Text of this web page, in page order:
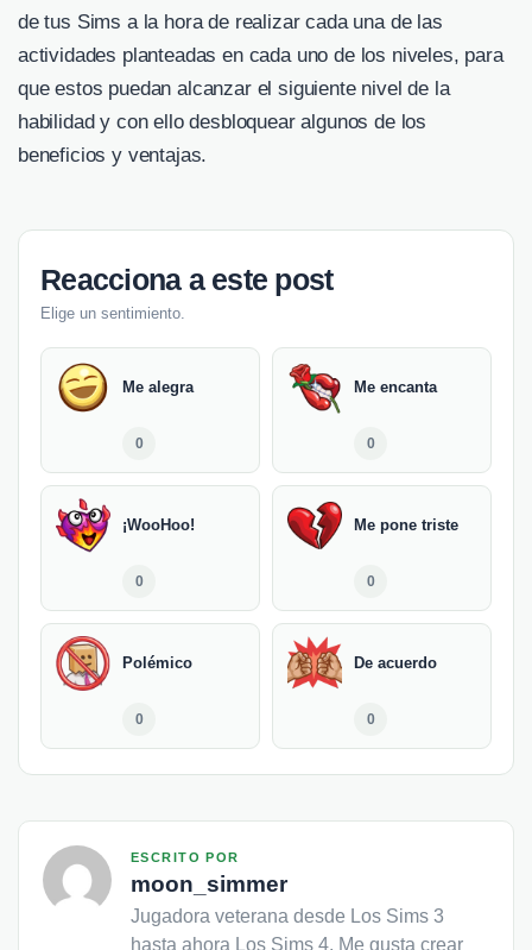
de tus Sims a la hora de realizar cada una de las
actividades planteadas en cada uno de los niveles, para
que estos puedan alcanzar el siguiente nivel de la
habilidad y con ello desbloquear algunos de los
beneficios y ventajas.
Reacciona a este post
Elige un sentimiento.
Me alegra
0
Me encanta
0
¡WooHoo!
0
Me pone triste
0
Polémico
0
De acuerdo
0
ESCRITO POR
moon_simmer
Jugadora veterana desde Los Sims 3
hasta ahora Los Sims 4. Me gusta crear